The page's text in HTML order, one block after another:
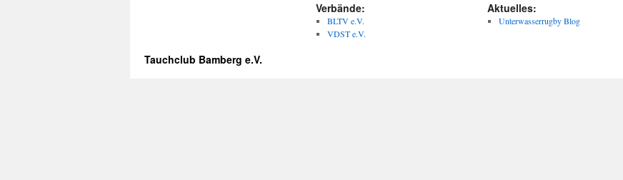
Verbände:
BLTV e.V.
VDST e.V.
Aktuelles:
Unterwasserrugby Blog
Tauchclub Bamberg e.V.